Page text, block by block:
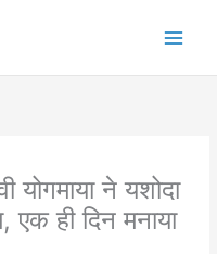
ने यशोदा
एक ही दिन मनाया